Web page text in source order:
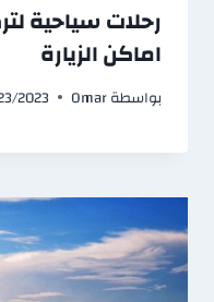
اماكن الزيارة
بواسطةOmar
2023